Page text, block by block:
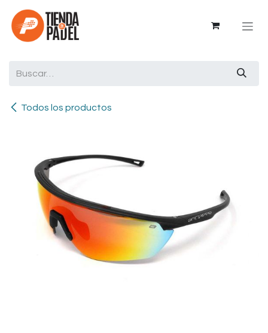
Ir al contenido
Todos los productos